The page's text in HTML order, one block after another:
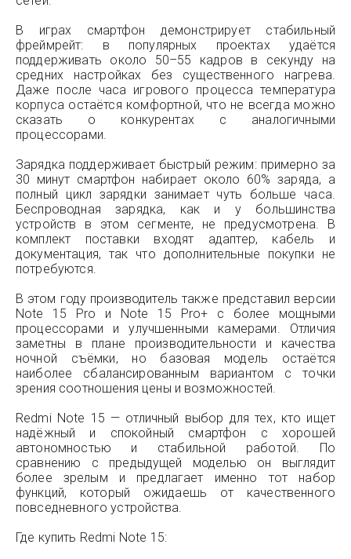
В играх смартфон демонстрирует стабильный
фреймрейт: в популярных проектах удаётся
поддерживать около 50–55 кадров в секунду на
средних настройках без существенного нагрева.
Даже после часа игрового процесса температура
корпуса остаётся комфортной, что не всегда можно
сказать о конкурентах с аналогичными
процессорами.
Зарядка поддерживает быстрый режим: примерно за
30 минут смартфон набирает около 60% заряда, а
полный цикл зарядки занимает чуть больше часа.
Беспроводная зарядка, как и у большинства
устройств в этом сегменте, не предусмотрена. В
комплект поставки входят адаптер, кабель и
документация, так что дополнительные покупки не
потребуются.
В этом году производитель также представил версии
Note 15 Pro и Note 15 Pro+ с более мощными
процессорами и улучшенными камерами. Отличия
заметны в плане производительности и качества
ночной съёмки, но базовая модель остаётся
наиболее сбалансированным вариантом с точки
зрения соотношения цены и возможностей.
Redmi Note 15 — отличный выбор для тех, кто ищет
надёжный и спокойный смартфон с хорошей
автономностью и стабильной работой. По
сравнению с предыдущей моделью он выглядит
более зрелым и предлагает именно тот набор
функций, который ожидаешь от качественного
повседневного устройства.
Где купить Redmi Note 15: